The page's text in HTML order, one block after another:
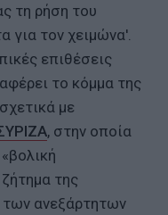
τη ρήση του
για τον χειμώνα'.
επιθέσεις
το κόμμα της
με
, στην οποία
της
ανεξάρτητων